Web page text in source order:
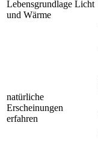
Lebensgrundlage Licht
und Wärme
natürliche
Erscheinungen
erfahren